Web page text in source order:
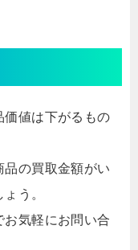
価値は下がるもの
の買取金額がい
う。
お気軽にお問い合